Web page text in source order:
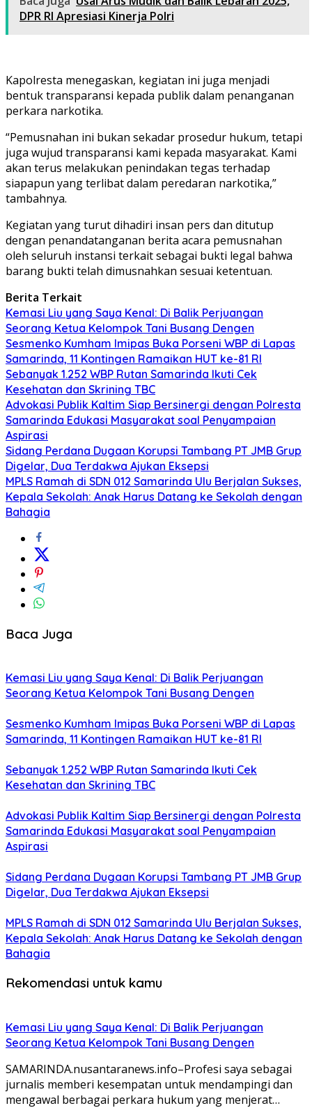
DPR RI Apresiasi Kinerja Polri
Kapolresta menegaskan, kegiatan ini juga menjadi
bentuk transparansi kepada publik dalam penanganan
perkara narkotika.
“Pemusnahan ini bukan sekadar prosedur hukum, tetapi
juga wujud transparansi kami kepada masyarakat. Kami
akan terus melakukan penindakan tegas terhadap
siapapun yang terlibat dalam peredaran narkotika,”
tambahnya.
Kegiatan yang turut dihadiri insan pers dan ditutup
dengan penandatanganan berita acara pemusnahan
oleh seluruh instansi terkait sebagai bukti legal bahwa
barang bukti telah dimusnahkan sesuai ketentuan.
Berita Terkait
Kemasi Liu yang Saya Kenal: Di Balik Perjuangan
Seorang Ketua Kelompok Tani Busang Dengen
Sesmenko Kumham Imipas Buka Porseni WBP di Lapas
Samarinda, 11 Kontingen Ramaikan HUT ke-81 RI
Sebanyak 1.252 WBP Rutan Samarinda Ikuti Cek
Kesehatan dan Skrining TBC
Advokasi Publik Kaltim Siap Bersinergi dengan Polresta
Samarinda Edukasi Masyarakat soal Penyampaian
Aspirasi
Sidang Perdana Dugaan Korupsi Tambang PT JMB Grup
Digelar, Dua Terdakwa Ajukan Eksepsi
MPLS Ramah di SDN 012 Samarinda Ulu Berjalan Sukses,
Kepala Sekolah: Anak Harus Datang ke Sekolah dengan
Bahagia
Baca Juga
Kemasi Liu yang Saya Kenal: Di Balik Perjuangan
Seorang Ketua Kelompok Tani Busang Dengen
Sesmenko Kumham Imipas Buka Porseni WBP di Lapas
Samarinda, 11 Kontingen Ramaikan HUT ke-81 RI
Sebanyak 1.252 WBP Rutan Samarinda Ikuti Cek
Kesehatan dan Skrining TBC
Advokasi Publik Kaltim Siap Bersinergi dengan Polresta
Samarinda Edukasi Masyarakat soal Penyampaian
Aspirasi
Sidang Perdana Dugaan Korupsi Tambang PT JMB Grup
Digelar, Dua Terdakwa Ajukan Eksepsi
MPLS Ramah di SDN 012 Samarinda Ulu Berjalan Sukses,
Kepala Sekolah: Anak Harus Datang ke Sekolah dengan
Bahagia
Rekomendasi untuk kamu
Kemasi Liu yang Saya Kenal: Di Balik Perjuangan
Seorang Ketua Kelompok Tani Busang Dengen
SAMARINDA.nusantaranews.info–Profesi saya sebagai
jurnalis memberi kesempatan untuk mendampingi dan
mengawal berbagai perkara hukum yang menjerat…